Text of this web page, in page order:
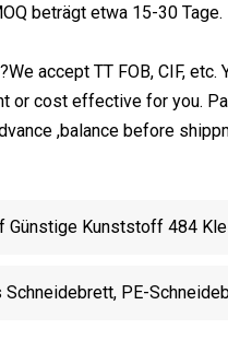
beträgt etwa 15-30 Tage.
accept TT FOB, CIF, etc.
or cost effective for you.
,balance before
Günstige Kunststoff 484
PE-